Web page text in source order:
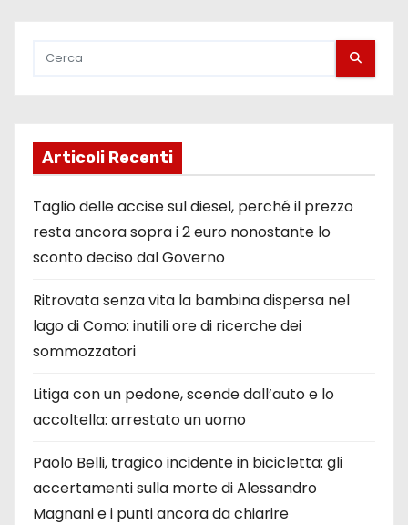
Articoli Recenti
Taglio delle accise sul diesel, perché il prezzo
resta ancora sopra i 2 euro nonostante lo
sconto deciso dal Governo
Ritrovata senza vita la bambina dispersa nel
lago di Como: inutili ore di ricerche dei
sommozzatori
Litiga con un pedone, scende dall’auto e lo
accoltella: arrestato un uomo
Paolo Belli, tragico incidente in bicicletta: gli
accertamenti sulla morte di Alessandro
Magnani e i punti ancora da chiarire